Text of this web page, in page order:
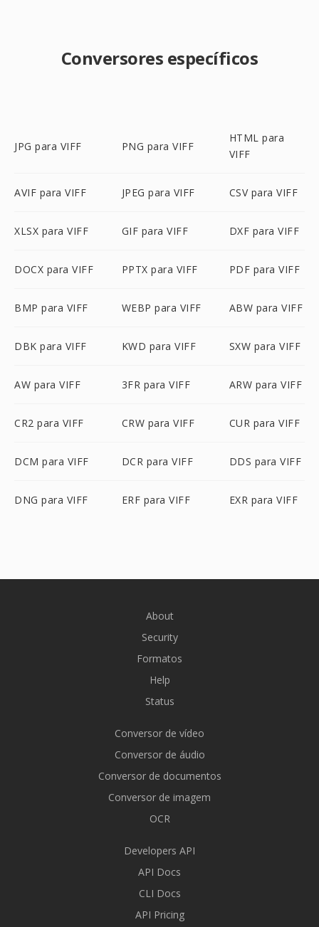
Conversores específicos
JPG para VIFF PNG para VIFF
HTML para
VIFF
AVIF para VIFF JPEG para VIFF CSV para VIFF
XLSX para VIFF GIF para VIFF DXF para VIFF
DOCX para VIFF PPTX para VIFF PDF para VIFF
BMP para VIFF WEBP para VIFF ABW para VIFF
DBK para VIFF KWD para VIFF SXW para VIFF
AW para VIFF 3FR para VIFF ARW para VIFF
CR2 para VIFF CRW para VIFF CUR para VIFF
DCM para VIFF DCR para VIFF DDS para VIFF
DNG para VIFF ERF para VIFF EXR para VIFF
About
Security
Formatos
Help
Status
Conversor de vídeo
Conversor de áudio
Conversor de documentos
Conversor de imagem
OCR
Developers API
API Docs
CLI Docs
API Pricing